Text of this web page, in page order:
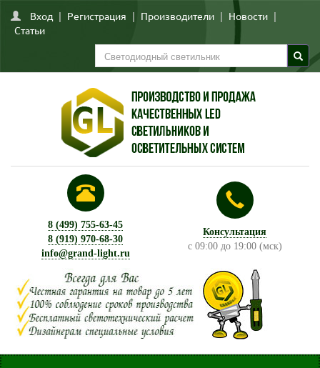
Вход | Регистрация | Производители | Новости |
Статьи
8 (499) 755-63-45
8 (919) 970-68-30
info@grand-light.ru
Консультация
с 09:00 до 19:00 (мск)